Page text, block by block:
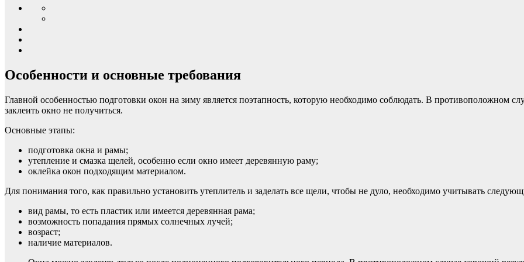
Особенности и основные требования
Главной особенностью подготовки окон на зиму является поэтапность, которую необходимо соблюдать. В противоположном
заклеить окно не получиться.
Основные этапы:
подготовка окна и рамы;
утепление и смазка щелей, особенно если окно имеет деревянную раму;
оклейка окон подходящим материалом.
Для понимания того, как правильно установить утеплитель и заделать все щели, чтобы не дуло, необходимо учитывать
вид рамы, то есть пластик или имеется деревянная рама;
возможность попадания прямых солнечных лучей;
возраст;
наличие материалов.